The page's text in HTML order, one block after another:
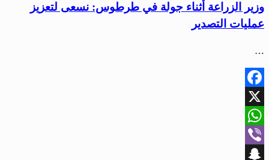
وزير الزراعة أثناء جولة في طرطوس: نسعى لتعزيز
عمليات التصدير
…
Facebook
X
WhatsApp
Viber